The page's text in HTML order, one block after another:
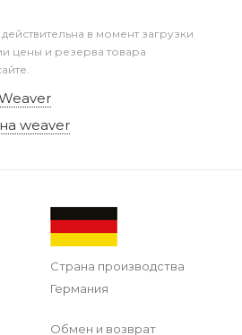
в момент загрузки
цены и резерва товара
weaver
Страна производства
Германия
Обмен и возврат